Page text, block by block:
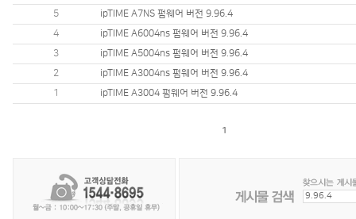
5
ipTIME A7NS 펌웨어 버전 9.96.4
4
ipTIME A6004ns 펌웨어 버전 9.96.4
3
ipTIME A5004ns 펌웨어 버전 9.96.4
2
ipTIME A3004ns 펌웨어 버전 9.96.4
1
ipTIME A3004 펌웨어 버전 9.96.4
1